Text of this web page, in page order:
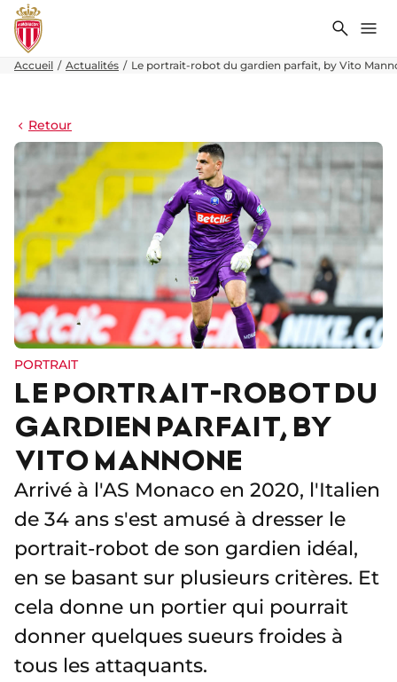
Accueil Actualités Le portrait-robot du gardien parfait, by Vito
Retour
PORTRAIT
LE PORTRAIT-ROBOT DU
GARDIEN PARFAIT, BY
VITO MANNONE
Arrivé à l'AS Monaco en 2020, l'Italien
de 34 ans s'est amusé à dresser le
portrait-robot de son gardien idéal,
en se basant sur plusieurs critères. Et
cela donne un portier qui pourrait
donner quelques sueurs froides à
tous les attaquants.